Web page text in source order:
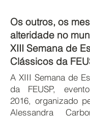
Os outros, os
alteridade no
XIII Semana de
Clássicos da
A XIII Semana de
da FEUSP,
2016, organizado
Alessandra